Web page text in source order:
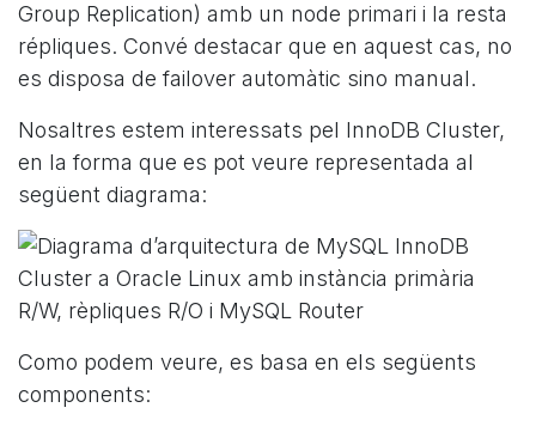
Group Replication) amb un node primari i la resta
répliques. Convé destacar que en aquest cas, no
es disposa de failover automàtic sino manual.
Nosaltres estem interessats pel InnoDB Cluster,
en la forma que es pot veure representada al
següent diagrama:
Como podem veure, es basa en els següents
components: